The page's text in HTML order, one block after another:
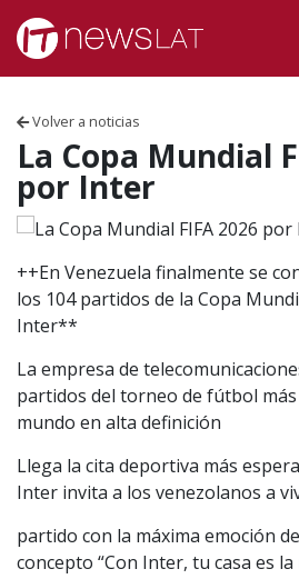
Skip to content
Volver a noticias
La Copa Mundial
por Inter
++En Venezuela finalmente se
los 104 partidos de la Copa
Inter**
La empresa de
partidos del torneo de fútbol
mundo en alta definición
Llega la cita deportiva más
Inter invita a los venezolanos a
partido con la máxima emoción
concepto “Con Inter, tu casa es la
CHILE